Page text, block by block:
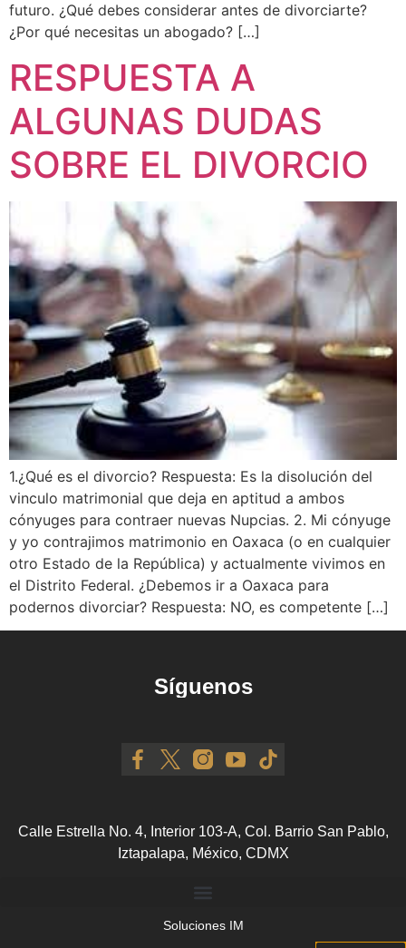
futuro. ¿Qué debes considerar antes de divorciarte?
¿Por qué necesitas un abogado? […]
RESPUESTA A
ALGUNAS DUDAS
SOBRE EL DIVORCIO
1.¿Qué es el divorcio? Respuesta: Es la disolución del
vinculo matrimonial que deja en aptitud a ambos
cónyuges para contraer nuevas Nupcias. 2. Mi cónyuge
y yo contrajimos matrimonio en Oaxaca (o en cualquier
otro Estado de la República) y actualmente vivimos en
el Distrito Federal. ¿Debemos ir a Oaxaca para
podernos divorciar? Respuesta: NO, es competente […]
Síguenos
Calle Estrella No. 4, Interior 103-A, Col. Barrio San Pablo,
Iztapalapa, México, CDMX
Soluciones IM